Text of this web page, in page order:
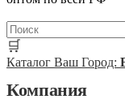
🛒
Каталог Ваш Город:
Компания